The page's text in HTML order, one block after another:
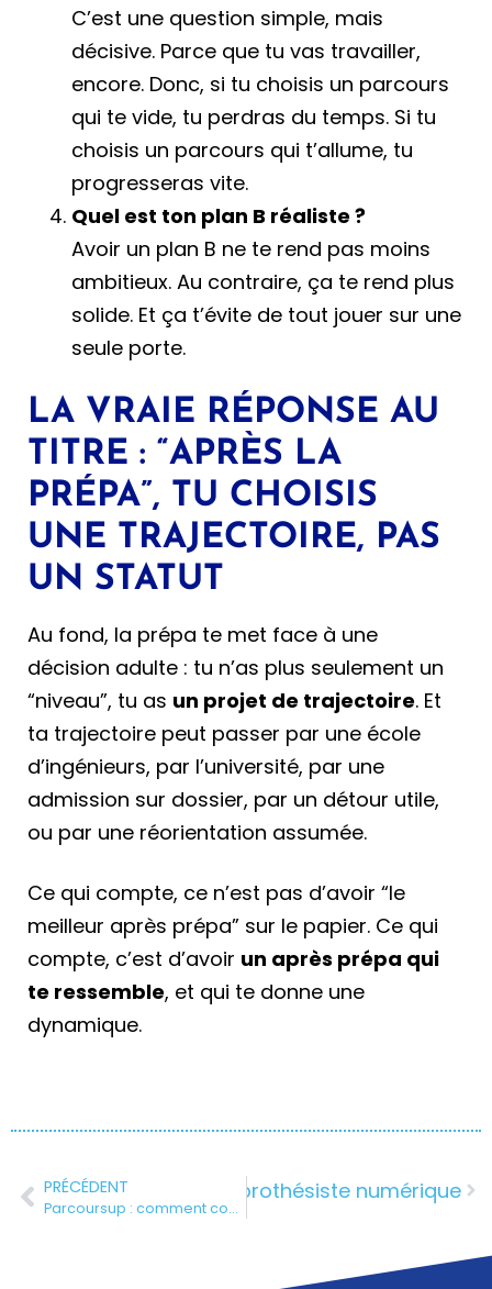
C’est une question simple, mais
décisive. Parce que tu vas travailler,
encore. Donc, si tu choisis un parcours
qui te vide, tu perdras du temps. Si tu
choisis un parcours qui t’allume, tu
progresseras vite.
Quel est ton plan B réaliste ?
Avoir un plan B ne te rend pas moins
ambitieux. Au contraire, ça te rend plus
solide. Et ça t’évite de tout jouer sur une
seule porte.
LA VRAIE RÉPONSE AU
TITRE : “APRÈS LA
PRÉPA”, TU CHOISIS
UNE TRAJECTOIRE, PAS
UN STATUT
Au fond, la prépa te met face à une
décision adulte : tu n’as plus seulement un
“niveau”, tu as un projet de trajectoire. Et
ta trajectoire peut passer par une école
d’ingénieurs, par l’université, par une
admission sur dossier, par un détour utile,
ou par une réorientation assumée.
Ce qui compte, ce n’est pas d’avoir “le
meilleur après prépa” sur le papier. Ce qui
compte, c’est d’avoir un après prépa qui
te ressemble, et qui te donne une
dynamique.
PRÉCÉDENT
Parcoursup : comment comprendre les attendus quand vous visez un BTS à l’ORT ?
dans la peau d’un prothésiste numérique